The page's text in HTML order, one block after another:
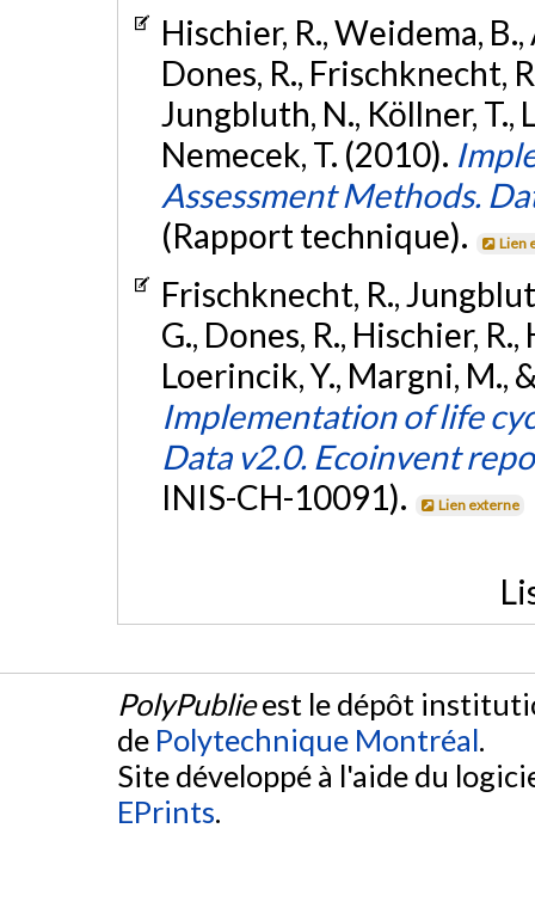
Hischier, R., Weidema, B.,
Dones, R., Frischknecht,
Jungbluth, N., Köllner, T.,
Nemecek, T. (2010).
Assessment Methods.
(Rapport technique).
Lien
Frischknecht, R.,
G., Dones, R., Hischier,
Loerincik, Y., Margni, M.,
Implementation of life
Data v2.0. Ecoinvent
INIS-CH-10091).
Lien externe
PolyPublieest le dépôt
de Polytechnique Montréal.
Site développé à l'aide du
EPrints.